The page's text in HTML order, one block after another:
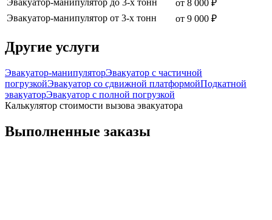
Эвакуатор-манипулятор до 3-х тонн
от 8 000 ₽
Эвакуатор-манипулятор от 3-х тонн
от 9 000 ₽
Другие услуги
Эвакуатор-манипуляторЭвакуатор с частичной
погрузкойЭвакуатор со сдвижной платформойПодкатной
эвакуаторЭвакуатор с полной погрузкой
Калькулятор стоимости вызова эвакуатора
Выполненные заказы